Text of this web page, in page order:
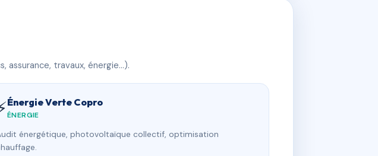
assurance, travaux, énergie…).
Énergie Verte Copro
ÉNERGIE
énergétique, photovoltaïque collectif, optimisation